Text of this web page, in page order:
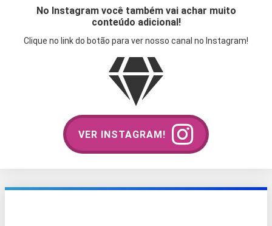
No Instagram você também vai achar muito
conteúdo adicional!
Clique no link do botão para ver nosso canal no Instagram!
VER INSTAGRAM!